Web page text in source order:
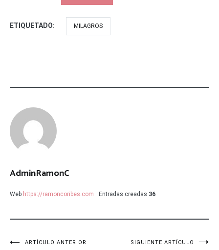
ETIQUETADO: MILAGROS
AdminRamonC
Web https://ramoncoribes.com Entradas creadas 36
ARTÍCULO ANTERIOR SIGUIENTE ARTÍCULO